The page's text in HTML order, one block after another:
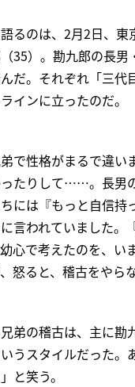
るのは、2月2日、
35）。勘九郎の長
だ。それぞれ「三代
インに立ったのだ。
弟で性格がまるで違
たりして……。長男
には『もっと自信持
言われていました。
心で考えたのを、
怒ると、稽古をやら
弟の稽古は、主に勘
うスタイルだった。
と笑う。